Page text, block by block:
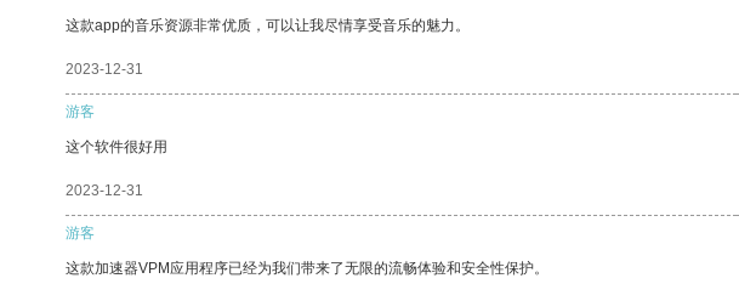
这款app的音乐资源非常优质，可以让我尽情享受音乐的魅力。
2023-12-31
游客
这个软件很好用
2023-12-31
游客
这款加速器VPM应用程序已经为我们带来了无限的流畅体验和安全性保护。